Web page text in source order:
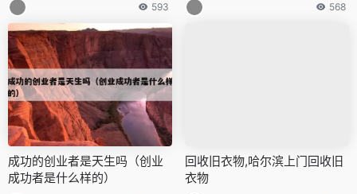
593 568
成功的创业者是天生吗（创业
成功者是什么样的）
回收旧衣物,哈尔滨上门回收旧
衣物